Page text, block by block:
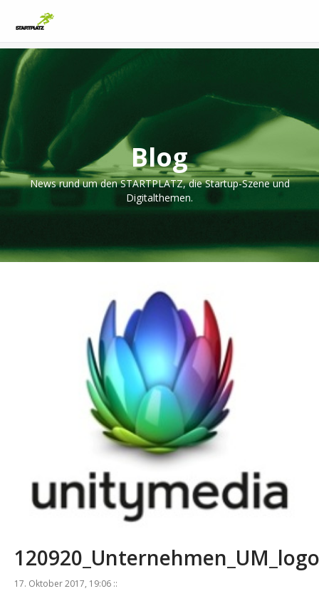
Blog
News rund um den STARTPLATZ, die Startup-Szene und
Digitalthemen.
17. Oktober 2017, 19:06 ::